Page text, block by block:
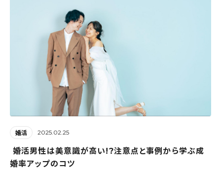
婚活 2025.02.25
婚活男性は美意識が高い!?注意点と事例から学ぶ成
婚率アップのコツ